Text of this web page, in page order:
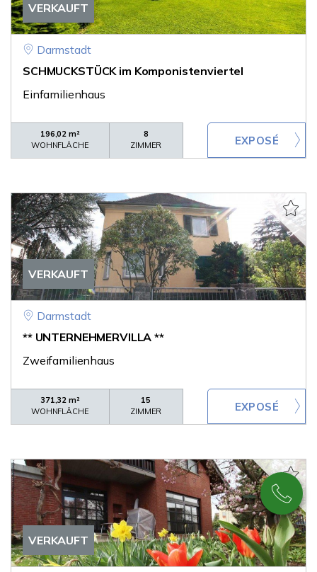
VERKAUFT
Darmstadt
SCHMUCKSTÜCK im Komponistenviertel
Einfamilienhaus
196,02 m²
WOHNFLÄCHE
8
ZIMMER
VERKAUFT
Darmstadt
** UNTERNEHMERVILLA **
Zweifamilienhaus
371,32 m²
WOHNFLÄCHE
15
ZIMMER
VERKAUFT